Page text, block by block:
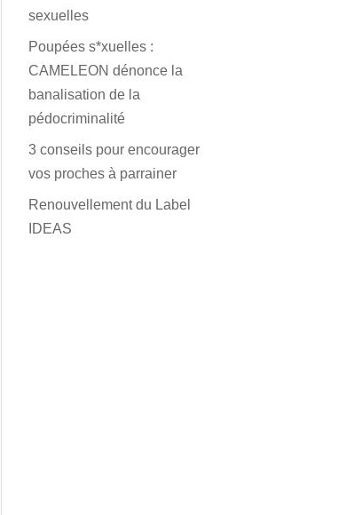
sexuelles
Poupées s*xuelles :
CAMELEON dénonce la
banalisation de la
pédocriminalité
3 conseils pour encourager
vos proches à parrainer
Renouvellement du Label
IDEAS